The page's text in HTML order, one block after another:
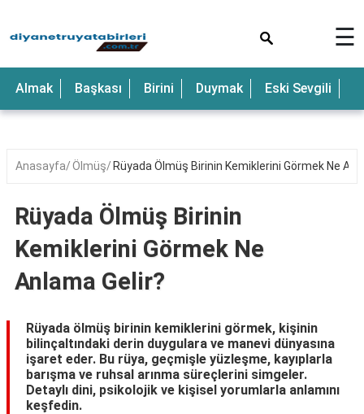
Anne
Bebek
Çocuk
Deniz
Düğün
Erkek
Eski
☰
Almak Başkası Birini Duymak Eski Sevgili
Anasayfa Ölmüş Rüyada Ölmüş Birinin Kemiklerini Görmek Ne
Rüyada Ölmüş Birinin
Kemiklerini Görmek Ne
Anlama Gelir?
Rüyada ölmüş birinin kemiklerini görmek, kişinin
bilinçaltındaki derin duygulara ve manevi dünyasına
işaret eder. Bu rüya, geçmişle yüzleşme, kayıplarla
barışma ve ruhsal arınma süreçlerini simgeler.
Detaylı dini, psikolojik ve kişisel yorumlarla anlamını
keşfedin.